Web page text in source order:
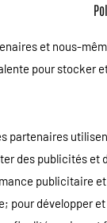
et nous-
pour stocker
partenaires
des publicités et
publicitaire
pour développer